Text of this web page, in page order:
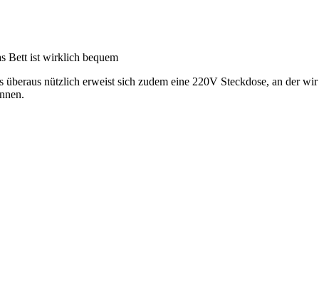
Bett ist wirklich bequem
überaus nützlich erweist sich zudem eine 220V Steckdose, an der